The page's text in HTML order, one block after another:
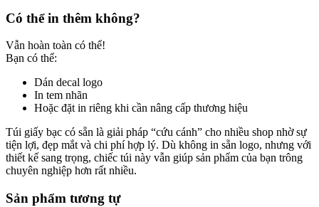
Có thể in thêm không?
Vẫn hoàn toàn có thể!
Bạn có thể:
Dán decal logo
In tem nhãn
Hoặc đặt in riêng khi cần nâng cấp thương hiệu
Túi giấy bạc có sẵn là giải pháp “cứu cánh” cho nhiều shop nhờ sự
tiện lợi, đẹp mắt và chi phí hợp lý. Dù không in sẵn logo, nhưng với
thiết kế sang trọng, chiếc túi này vẫn giúp sản phẩm của bạn trông
chuyên nghiệp hơn rất nhiều.
Sản phẩm tương tự